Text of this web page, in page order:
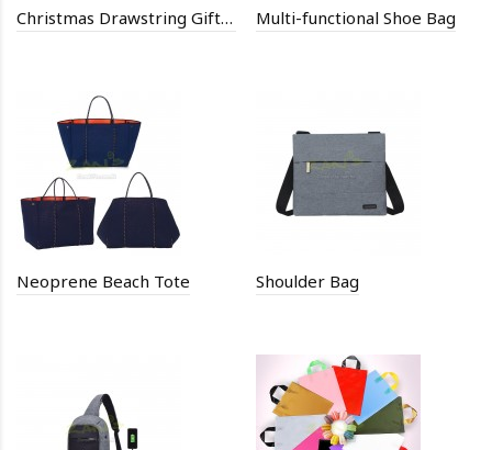
Christmas Drawstring Gift Bags Multi-functional Shoe Bag
Neoprene Beach Tote Shoulder Bag